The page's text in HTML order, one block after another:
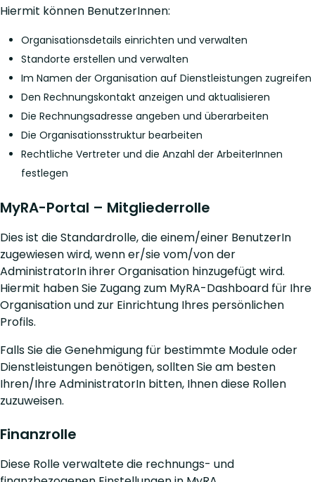
Hiermit können BenutzerInnen:
Organisationsdetails einrichten und verwalten
Standorte erstellen und verwalten
Im Namen der Organisation auf Dienstleistungen zugreifen
Den Rechnungskontakt anzeigen und aktualisieren
Die Rechnungsadresse angeben und überarbeiten
Die Organisationsstruktur bearbeiten
Rechtliche Vertreter und die Anzahl der ArbeiterInnen
festlegen
MyRA-Portal – Mitgliederrolle
Dies ist die Standardrolle, die einem/einer BenutzerIn
zugewiesen wird, wenn er/sie vom/von der
AdministratorIn ihrer Organisation hinzugefügt wird.
Hiermit haben Sie Zugang zum MyRA-Dashboard für Ihre
Organisation und zur Einrichtung Ihres persönlichen
Profils.
Falls Sie die Genehmigung für bestimmte Module oder
Dienstleistungen benötigen, sollten Sie am besten
Ihren/Ihre AdministratorIn bitten, Ihnen diese Rollen
zuzuweisen.
Finanzrolle
Diese Rolle verwaltete die rechnungs- und